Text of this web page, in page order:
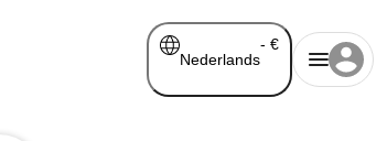
Nederlands
- €